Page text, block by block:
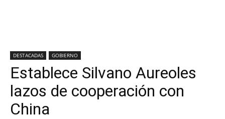
DESTACADAS GOBIERNO
Establece Silvano Aureoles
lazos de cooperación con
China